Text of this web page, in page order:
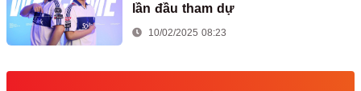
lần đầu tham dự
10/02/2025 08:23